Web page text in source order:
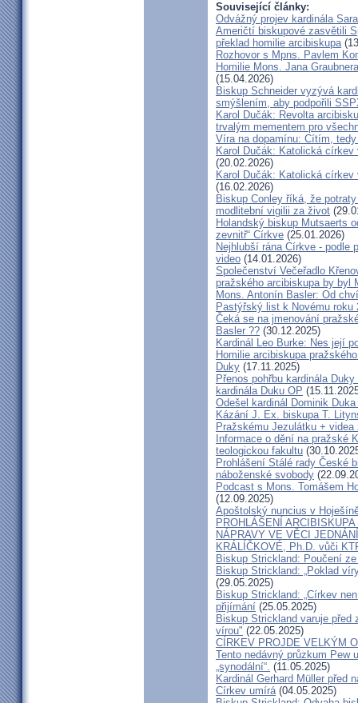
Související články:
Odvážný projev kardinála
Američtí biskupové zasvětili
překlad homilie arcibiskupa
Rozhovor s Mpns. Pavlem
Homilie Mons. Jana
(15.04.2026)
Biskup Schneider vyzývá
smýšlením, aby podpořili
Karol Dučák: Revolta
trvalým mementem pro
Víra na dopamínu: Cítím,
Karol Dučák: Katolická
(20.02.2026)
Karol Dučák: Katolická
(16.02.2026)
Biskup Conley říká, že
modlitební vigilii za život
Holandský biskup Mutsaerts
zevnitř“ Církve (25.01.2026)
Nejhlubší rána Církve - podle
video (14.01.2026)
Společenství Večeřadlo
pražského arcibiskupa by byl
Mons. Antonín Basler: Od
Pastýřský list k Novému roku
Čeká se na jmenování
Basler ?? (30.12.2025)
Kardinál Leo Burke: Nes její
Homilie arcibiskupa
Duky (17.11.2025)
Přenos pohřbu kardinála
kardinála Duku OP
Odešel kardinál Dominik
Kázání J. Ex. biskupa T.
Pražskému Jezulátku + videa
Informace o dění na pražské
teologickou fakultu
Prohlášení Stálé rady České
náboženské svobody
Podcast s Mons. Tomášem
(12.09.2025)
Apoštolský nuncius v
PROHLÁŠENÍ
NÁPRAVY VE VĚCI
KRÁLÍČKOVÉ, Ph.D. vůči
Biskup Strickland: Poučení
Biskup Strickland: „Poklad
(29.05.2025)
Biskup Strickland: „Církev
přijímání (25.05.2025)
Biskup Strickland varuje
vírou" (22.05.2025)
CÍRKEV PROJDE VELKÝM
Tento nedávný průzkum Pew
„synodální“. (11.05.2025)
Kardinál Gerhard Müller před
Církev umírá(04.05.2025)